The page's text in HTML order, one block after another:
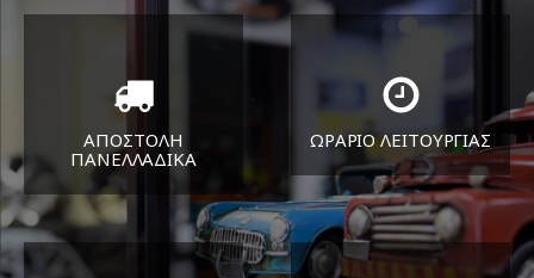
ΑΠΟΣΤΟΛΗ
ΠΑΝΕΛΛΑΔΙΚA
Όπου και αν είστε θα σας
στείλουμε τα ελαστικά σας
ΩΡΑΡΙΟ ΛΕΙΤΟΥΡΓΙΑΣ
ΔΕΥ-ΠΑΡ 8:30-17:30
ΣΑΒ 8:30-13:30